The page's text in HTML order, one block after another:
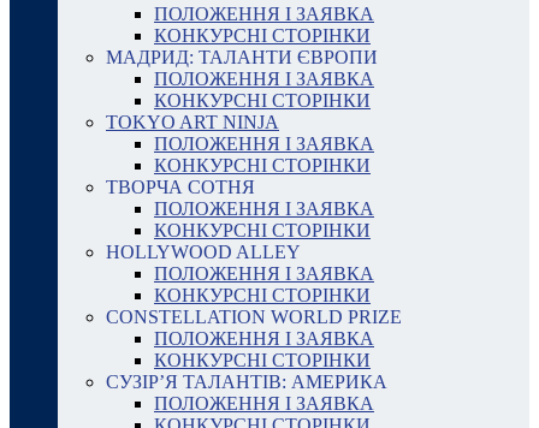
ПОЛОЖЕННЯ І ЗАЯВКА
КОНКУРСНІ СТОРІНКИ
МАДРИД: ТАЛАНТИ ЄВРОПИ
ПОЛОЖЕННЯ І ЗАЯВКА
КОНКУРСНІ СТОРІНКИ
TOKYO ART NINJA
ПОЛОЖЕННЯ І ЗАЯВКА
КОНКУРСНІ СТОРІНКИ
ТВОРЧА СОТНЯ
ПОЛОЖЕННЯ І ЗАЯВКА
КОНКУРСНІ СТОРІНКИ
HOLLYWOOD ALLEY
ПОЛОЖЕННЯ І ЗАЯВКА
КОНКУРСНІ СТОРІНКИ
CONSTELLATION WORLD PRIZE
ПОЛОЖЕННЯ І ЗАЯВКА
КОНКУРСНІ СТОРІНКИ
СУЗІР’Я ТАЛАНТІВ: АМЕРИКА
ПОЛОЖЕННЯ І ЗАЯВКА